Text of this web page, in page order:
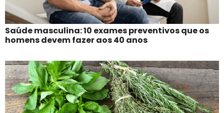
Saúde masculina: 10 exames preventivos que os
homens devem fazer aos 40 anos